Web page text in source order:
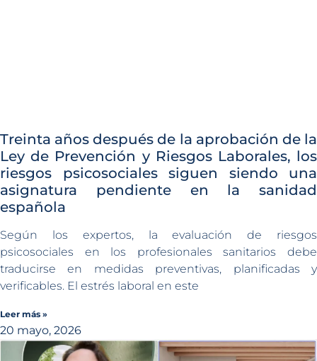
Treinta años después de la aprobación de la
Ley de Prevención y Riesgos Laborales, los
riesgos psicosociales siguen siendo una
asignatura pendiente en la sanidad
española
Según los expertos, la evaluación de riesgos
psicosociales en los profesionales sanitarios debe
traducirse en medidas preventivas, planificadas y
verificables. El estrés laboral en este
Leer más »
20 mayo, 2026